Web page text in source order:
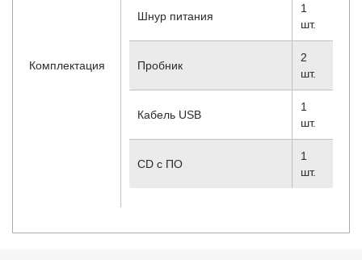
Комплектация
Шнур питания
1
шт.
Пробник
2
шт.
Кабель USB
1
шт.
CD с ПО
1
шт.